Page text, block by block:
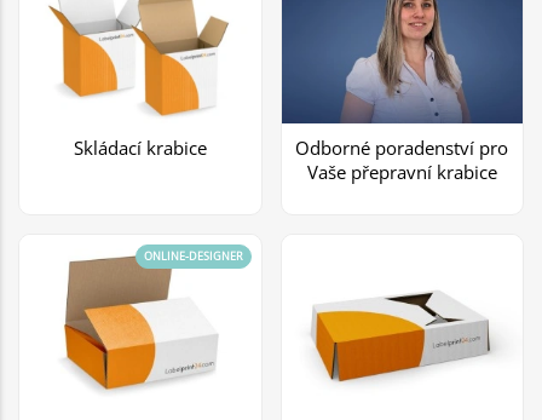
Skládací krabice
Odborné poradenství pro
Vaše přepravní krabice
ONLINE-DESIGNER